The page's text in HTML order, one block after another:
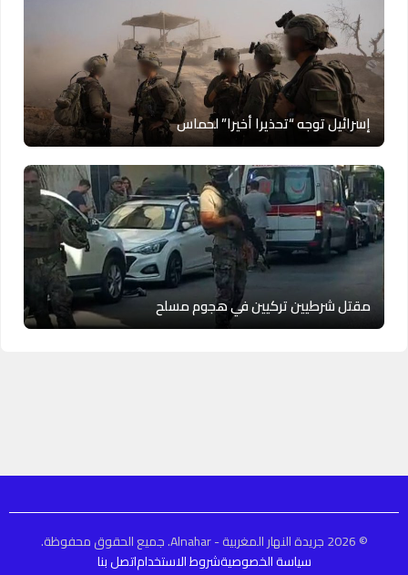
إسرائيل توجه “تحذيرا أخيرا” لحماس
مقتل شرطيين تركيين في هجوم مسلح
© 2026 جريدة النهار المغربية - Alnahar. جميع الحقوق محفوظة.
سياسة الخصوصيةشروط الاستخداماتصل بنا